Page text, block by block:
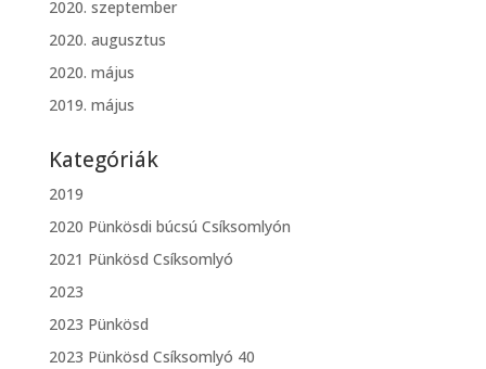
2020. szeptember
2020. augusztus
2020. május
2019. május
Kategóriák
2019
2020 Pünkösdi búcsú Csíksomlyón
2021 Pünkösd Csíksomlyó
2023
2023 Pünkösd
2023 Pünkösd Csíksomlyó 40